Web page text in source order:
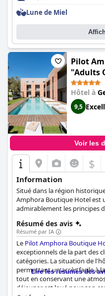
Lune de Miel
Pilot
"Adults
Hôtel à
9,5
Voir les
$
Information
Situé dans la région
Amphora Boutique Hotel est
admirablement les principes
ancien atelier de céramique,
tranquillité qui se marie
modernes qu'il offre. Sa
Pilot Beach Resort, permet
éventail de plaisirs, allant des
la plage récompensée par
à son contexte historique,
des amphores, en accord
Résumé des avis
Résumé par IA
Le Pilot Amphora Boutique
exceptionnels de la part des
catégories. La situation de
permettant un accès facile à
tout en conservant une
déjeuner est loué pour son
Lire les résumés des